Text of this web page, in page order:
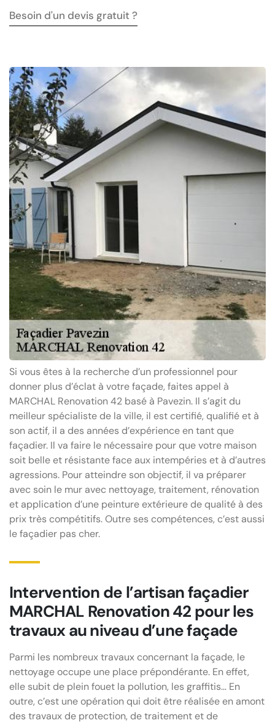
Besoin d'un devis gratuit ?
Si vous êtes à la recherche d’un professionnel pour
donner plus d’éclat à votre façade, faites appel à
MARCHAL Renovation 42 basé à Pavezin. Il s’agit du
meilleur spécialiste de la ville, il est certifié, qualifié et à
son actif, il a des années d’expérience en tant que
façadier. Il va faire le nécessaire pour que votre maison
soit belle et résistante face aux intempéries et à d’autres
agressions. Pour atteindre son objectif, il va préparer
avec soin le mur avec nettoyage, traitement, rénovation
et application d’une peinture extérieure de qualité à des
prix très compétitifs. Outre ses compétences, c’est aussi
le façadier pas cher.
Intervention de l’artisan façadier
MARCHAL Renovation 42 pour les
travaux au niveau d’une façade
Parmi les nombreux travaux concernant la façade, le
nettoyage occupe une place prépondérante. En effet,
elle subit de plein fouet la pollution, les graffitis… En
outre, c’est une opération qui doit être réalisée en amont
des travaux de protection, de traitement et de